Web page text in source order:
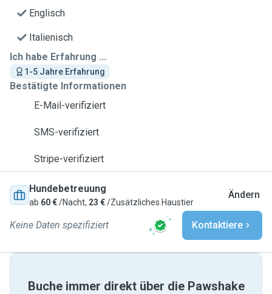
Englisch
Italienisch
Ich habe Erfahrung ...
1-5 Jahre Erfahrung
Bestätigte Informationen
E-Mail-verifiziert
SMS-verifiziert
Stripe-verifiziert
Hundebetreuung
ab 60 €/Nacht, 23 €/Zusätzliches Haustier
Ändern
Keine Daten spezifiziert Kontaktiere
Buche immer direkt über die Pawshake